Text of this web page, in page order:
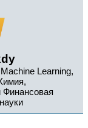
Learning,